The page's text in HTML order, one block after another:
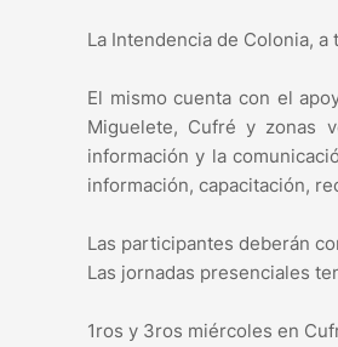
La Intendencia de Colonia,
El mismo cuenta con el
Miguelete, Cufré y zonas
información y la
información, capacitación,
Las participantes deberán
Las jornadas presenciales
1ros y 3ros miércoles en